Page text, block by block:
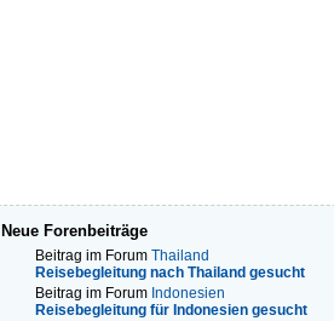
Neue Forenbeiträge
Beitrag im Forum Thailand
Reisebegleitung nach Thailand gesucht
Beitrag im Forum Indonesien
Reisebegleitung für Indonesien gesucht